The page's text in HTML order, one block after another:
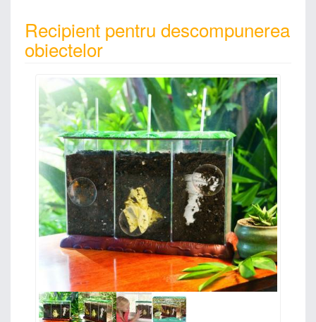
Recipient pentru descompunerea
obiectelor